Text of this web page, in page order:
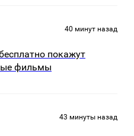
40 минут назад
покажут
фильмы
43 минуты назад